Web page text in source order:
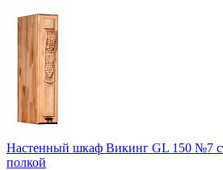
Настенный шкаф Викинг GL 150 №7
полкой